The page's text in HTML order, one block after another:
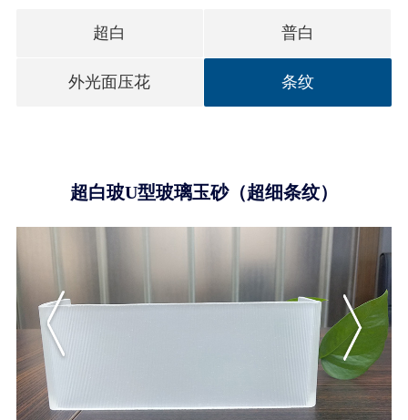
超白 普白
外光面压花 条纹
超白玻U型玻璃玉砂（超细条纹）